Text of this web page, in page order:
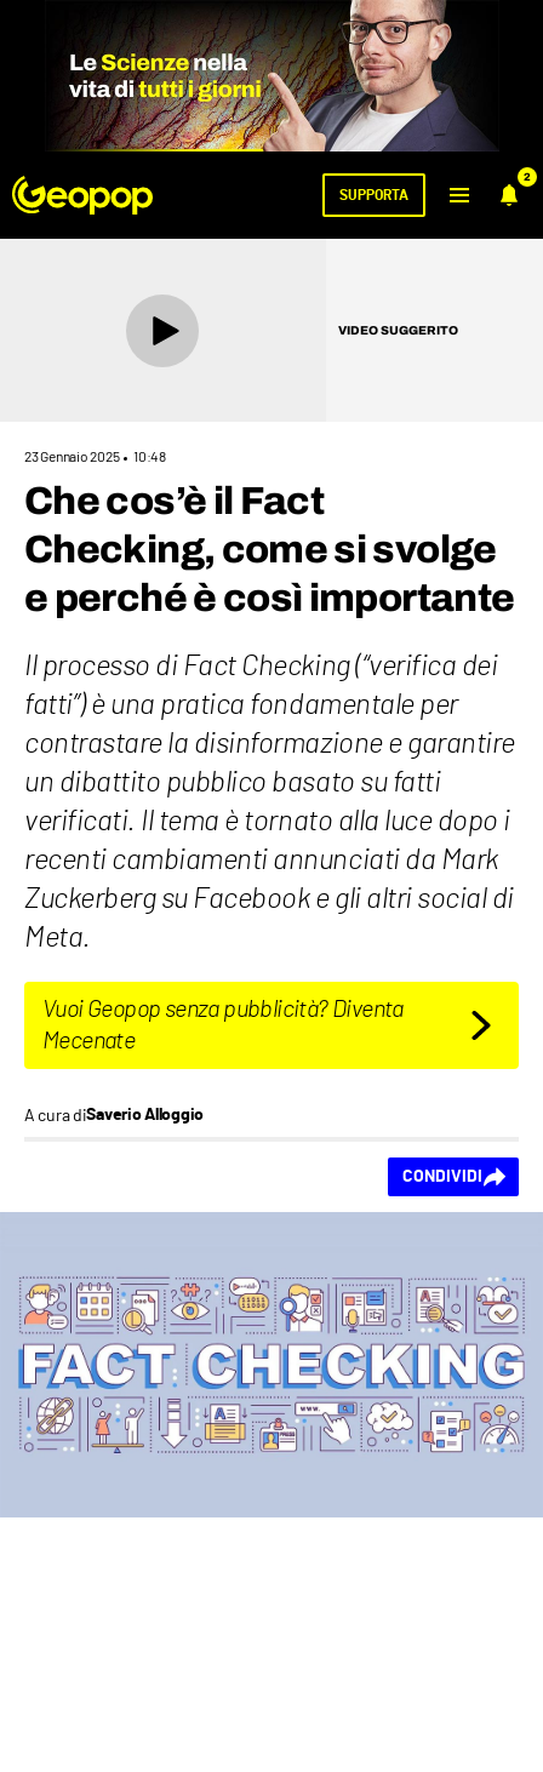
2
SUPPORTA
VIDEO SUGGERITO
23 Gennaio 2025 10:48
Che cos’è il Fact
Checking, come si svolge
e perché è così importante
Il processo di Fact Checking (“verifica dei
fatti”) è una pratica fondamentale per
contrastare la disinformazione e garantire
un dibattito pubblico basato su fatti
verificati. Il tema è tornato alla luce dopo i
recenti cambiamenti annunciati da Mark
Zuckerberg su Facebook e gli altri social di
Meta.
Vuoi Geopop senza pubblicità? Diventa
Mecenate
A cura diSaverio Alloggio
CONDIVIDI